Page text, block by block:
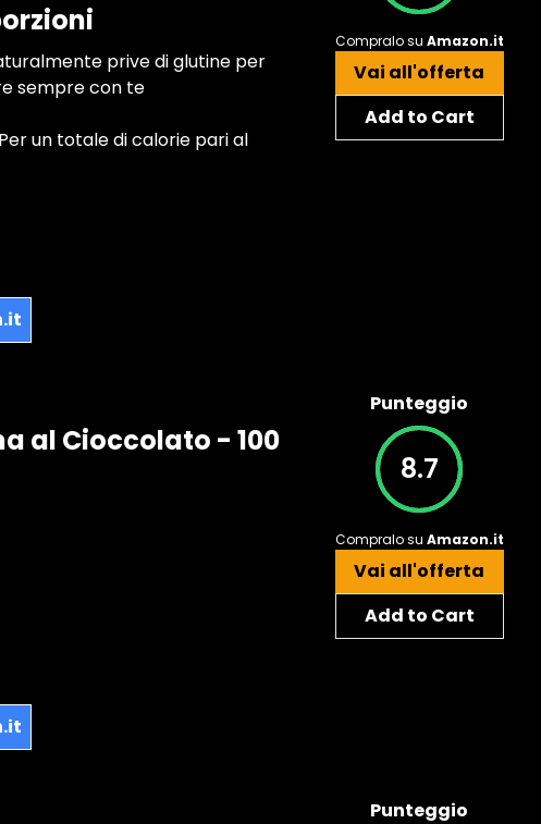
prive di glutine per
sempre con te
Per un totale di calorie pari al
Compralo su Amazon.it
Vai all'offerta
Add to Cart
al Cioccolato - 100
Punteggio
8.7
Compralo su Amazon.it
Vai all'offerta
Add to Cart
Punteggio